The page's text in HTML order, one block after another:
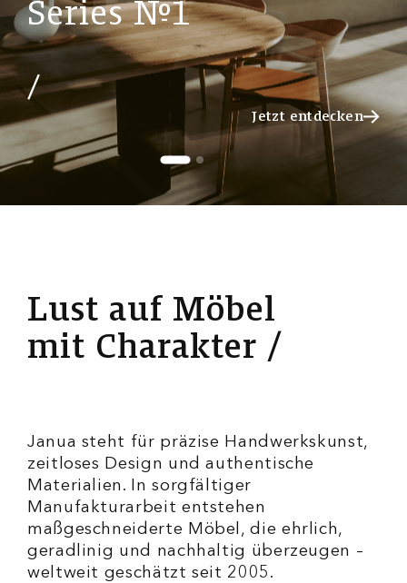
Series №1
Jetzt entdecken
Jetzt entdecken
Lust auf Möbel
mit Charakter
Janua steht für präzise Handwerkskunst,
zeitloses Design und authentische
Materialien. In sorgfältiger
Manufakturarbeit entstehen
maßgeschneiderte Möbel, die ehrlich,
geradlinig und nachhaltig überzeugen –
weltweit geschätzt seit 2005.